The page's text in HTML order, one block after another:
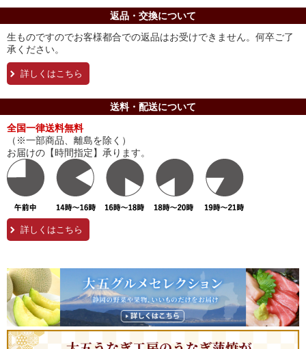
返品・交換について
生ものですのでお客様都合での返品はお受けできません。何卒ご了
承ください。
詳しくはこちら
送料・配送について
全国一律送料無料
（※一部商品、離島を除く）
お届けの【時間指定】承ります。
詳しくはこちら